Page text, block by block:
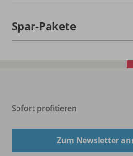
Spar-Pakete
Sofort profitieren
Zum Newsletter